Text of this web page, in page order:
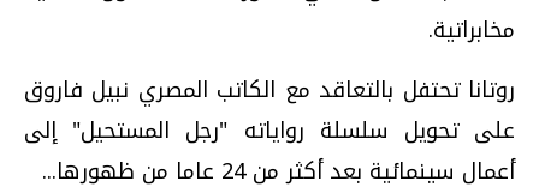
مخابراتية.
روتانا تحتفل بالتعاقد مع الكاتب المصري نبيل فاروق
على تحويل سلسلة رواياته "رجل المستحيل" إلى
أعمال سينمائية بعد أكثر من 24 عاما من ظهورها...